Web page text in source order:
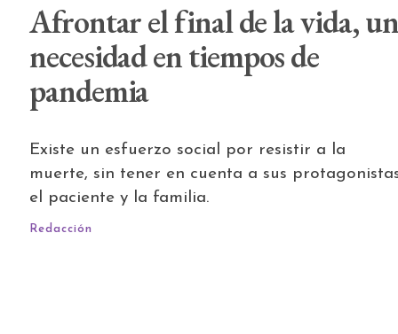
Afrontar el final de la vida,
necesidad en tiempos de
pandemia
Existe un esfuerzo social por resistir a la
muerte, sin tener en cuenta a sus
el paciente y la familia.
Redacción